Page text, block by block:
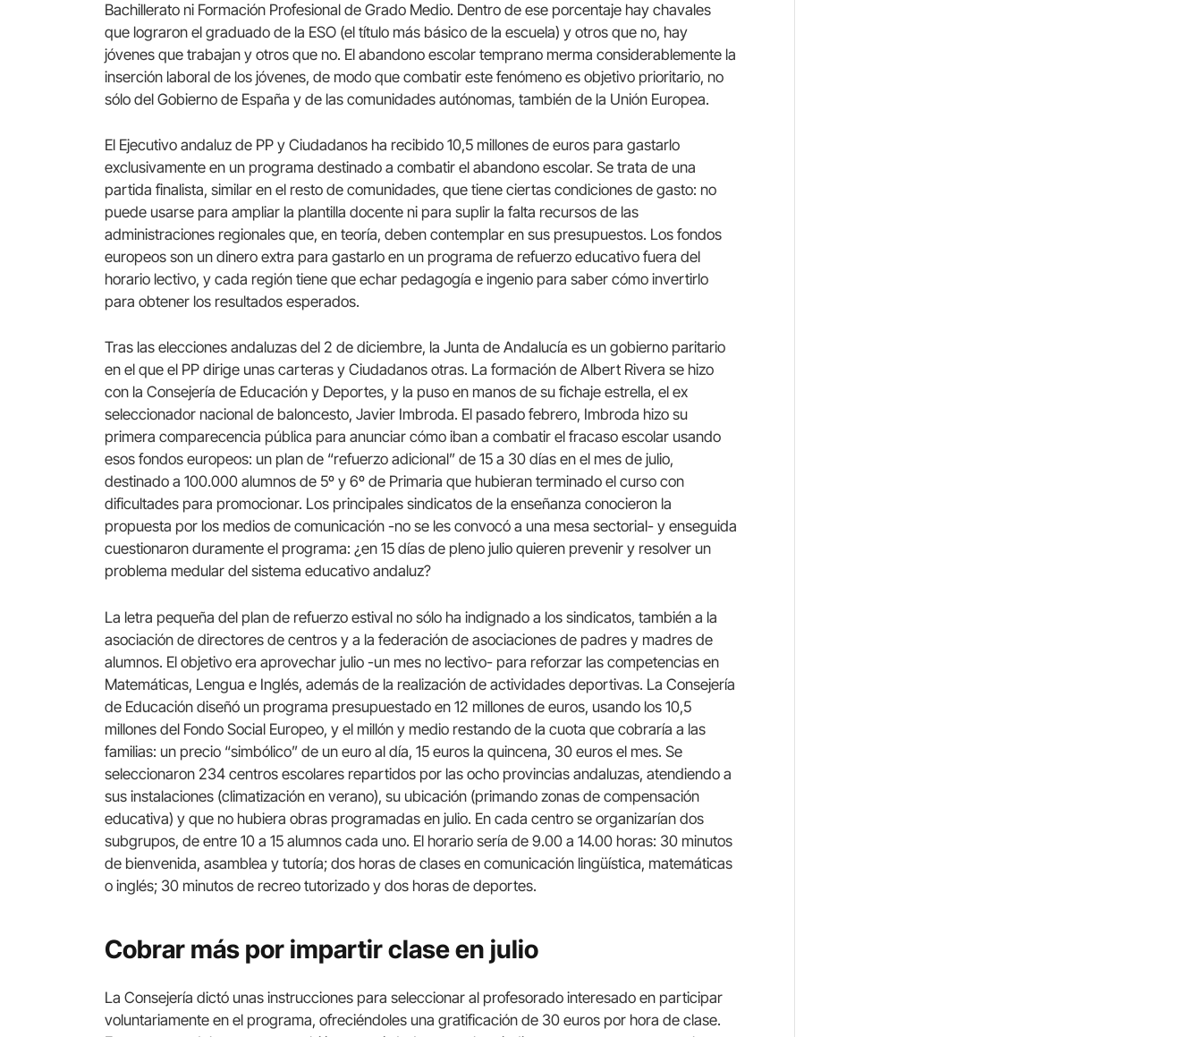
Bachillerato ni Formación Profesional de Grado Medio. Dentro de ese porcentaje hay chavales
que lograron el graduado de la ESO (el título más básico de la escuela) y otros que no, hay
jóvenes que trabajan y otros que no. El abandono escolar temprano merma considerablemente la
inserción laboral de los jóvenes, de modo que combatir este fenómeno es objetivo prioritario, no
sólo del Gobierno de España y de las comunidades autónomas, también de la Unión Europea.
El Ejecutivo andaluz de PP y Ciudadanos ha recibido 10,5 millones de euros para gastarlo
exclusivamente en un programa destinado a combatir el abandono escolar. Se trata de una
partida finalista, similar en el resto de comunidades, que tiene ciertas condiciones de gasto: no
puede usarse para ampliar la plantilla docente ni para suplir la falta recursos de las
administraciones regionales que, en teoría, deben contemplar en sus presupuestos. Los fondos
europeos son un dinero extra para gastarlo en un programa de refuerzo educativo fuera del
horario lectivo, y cada región tiene que echar pedagogía e ingenio para saber cómo invertirlo
para obtener los resultados esperados.
Tras las elecciones andaluzas del 2 de diciembre, la Junta de Andalucía es un gobierno paritario
en el que el PP dirige unas carteras y Ciudadanos otras. La formación de Albert Rivera se hizo
con la Consejería de Educación y Deportes, y la puso en manos de su fichaje estrella, el ex
seleccionador nacional de baloncesto, Javier Imbroda. El pasado febrero, Imbroda hizo su
primera comparecencia pública para anunciar cómo iban a combatir el fracaso escolar usando
esos fondos europeos: un plan de “refuerzo adicional” de 15 a 30 días en el mes de julio,
destinado a 100.000 alumnos de 5º y 6º de Primaria que hubieran terminado el curso con
dificultades para promocionar. Los principales sindicatos de la enseñanza conocieron la
propuesta por los medios de comunicación -no se les convocó a una mesa sectorial- y enseguida
cuestionaron duramente el programa: ¿en 15 días de pleno julio quieren prevenir y resolver un
problema medular del sistema educativo andaluz?
La letra pequeña del plan de refuerzo estival no sólo ha indignado a los sindicatos, también a la
asociación de directores de centros y a la federación de asociaciones de padres y madres de
alumnos. El objetivo era aprovechar julio -un mes no lectivo- para reforzar las competencias en
Matemáticas, Lengua e Inglés, además de la realización de actividades deportivas. La Consejería
de Educación diseñó un programa presupuestado en 12 millones de euros, usando los 10,5
millones del Fondo Social Europeo, y el millón y medio restando de la cuota que cobraría a las
familias: un precio “simbólico” de un euro al día, 15 euros la quincena, 30 euros el mes. Se
seleccionaron 234 centros escolares repartidos por las ocho provincias andaluzas, atendiendo a
sus instalaciones (climatización en verano), su ubicación (primando zonas de compensación
educativa) y que no hubiera obras programadas en julio. En cada centro se organizarían dos
subgrupos, de entre 10 a 15 alumnos cada uno. El horario sería de 9.00 a 14.00 horas: 30 minutos
de bienvenida, asamblea y tutoría; dos horas de clases en comunicación lingüística, matemáticas
o inglés; 30 minutos de recreo tutorizado y dos horas de deportes.
Cobrar más por impartir clase en julio
La Consejería dictó unas instrucciones para seleccionar al profesorado interesado en participar
voluntariamente en el programa, ofreciéndoles una gratificación de 30 euros por hora de clase.